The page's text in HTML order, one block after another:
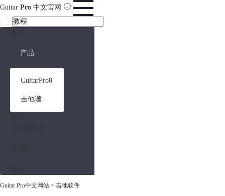
Guitar Pro 中文官网
产品
GuitarPro8
吉他谱
Guitar Pro中文网站 > 吉他软件